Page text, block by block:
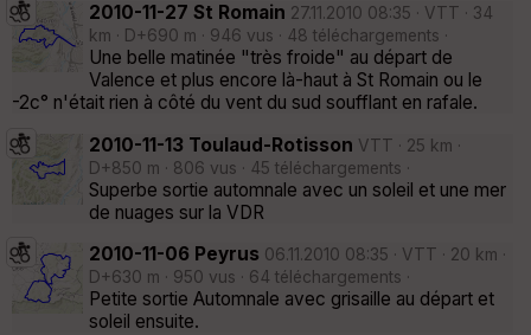
2010-11-27 St Romain 27.11.2010 08:35 · VTT · 34
km · D+690 m · 946 vus · 48 téléchargements ·
Une belle matinée "très froide" au départ de
Valence et plus encore là-haut à St Romain ou le
-2c° n'était rien à côté du vent du sud soufflant en rafale.
2010-11-13 Toulaud-Rotisson VTT · 25 km ·
D+850 m · 806 vus · 45 téléchargements ·
Superbe sortie automnale avec un soleil et une mer
de nuages sur la VDR
2010-11-06 Peyrus 06.11.2010 08:35 · VTT · 20 km ·
D+630 m · 950 vus · 64 téléchargements ·
Petite sortie Automnale avec grisaille au départ et
soleil ensuite.